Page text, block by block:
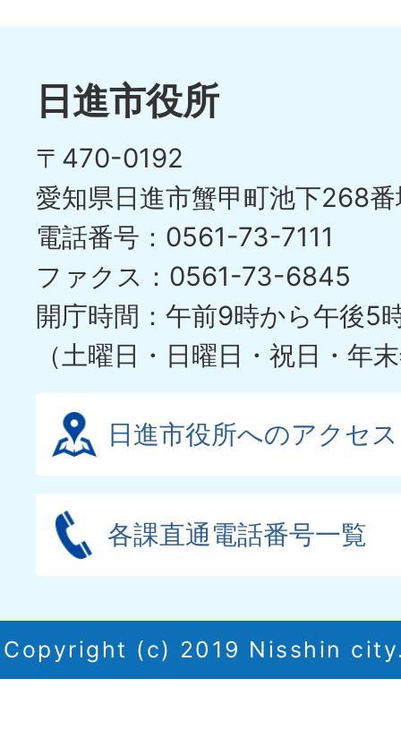
日進市役所
〒470-0192
愛知県日進市蟹甲町池下268
電話番号：0561-73-7111
ファクス：0561-73-6845
開庁時間：午前9時から午後5
（土曜日・日曜日・祝日・年
日進市役所へのアクセス
各課直通電話番号一覧
Copyright (c) 2019 Nisshin